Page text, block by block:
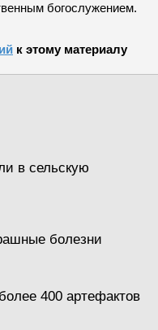
богослужением.
к этому материалу
в сельскую
болезни
400 артефактов